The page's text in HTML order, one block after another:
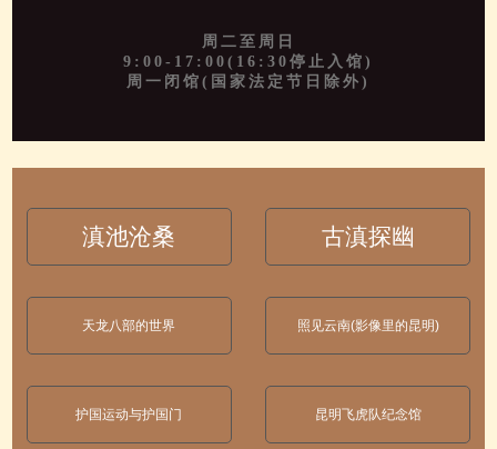
周二至周日
9:00-17:00(16:30停止入馆)
周一闭馆(国家法定节日除外)
滇池沧桑 古滇探幽
天龙八部的世界 照见云南(影像里的昆明)
护国运动与护国门 昆明飞虎队纪念馆